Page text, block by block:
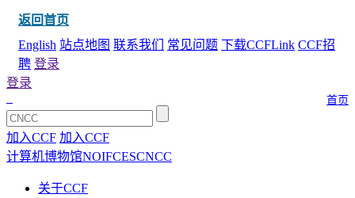
返回首页
English 站点地图 联系我们 常见问题 下载CCFLink CCF招
聘 登录
首页
登录
加入CCF 加入CCF
计算机博物馆NOIFCESCNCC
关于CCF